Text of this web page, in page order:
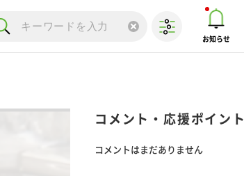
お知らせ
コメント・応援ポイント
コメントはまだありません